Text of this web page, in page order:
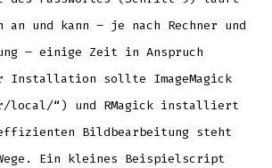
und kann – je nach Rechner und
– einige Zeit in Anspruch
Installation sollte ImageMagick
local/“) und RMagick installiert
Bildbearbeitung steht
Ein kleines Beispielscript